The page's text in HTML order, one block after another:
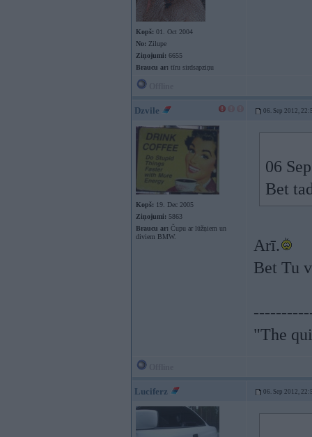
Kopš: 01. Oct 2004
No: Zilupe
Ziņojumi: 6655
Braucu ar: tīru sirdsapziņu
Dzvile 06. Sep 2012,
Kopš: 19. Dec 2005
Ziņojumi: 5863
Braucu ar: Čupu ar lūžņiem un
diviem BMW.
06
Bet
Arī.
Bet Tu
"The
Luciferz 06. Sep 2012,